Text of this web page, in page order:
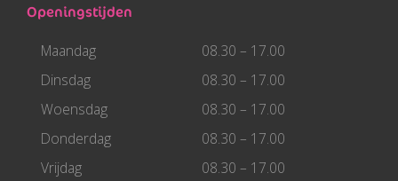
Openingstijden
Maandag
08.30 – 17.00
Dinsdag
08.30 – 17.00
Woensdag
08.30 – 17.00
Donderdag
08.30 – 17.00
Vrijdag
08.30 – 17.00
e
b
o
o
k
-
f
k
e
d
i
-
i
t
m